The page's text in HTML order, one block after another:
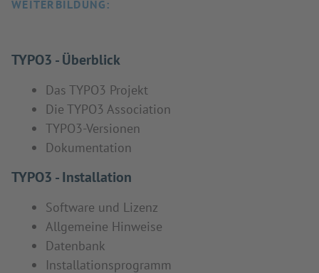
WEITERBILDUNG:
TYPO3 - Überblick
Das TYPO3 Projekt
Die TYPO3 Association
TYPO3-Versionen
Dokumentation
TYPO3 - Installation
Software und Lizenz
Allgemeine Hinweise
Datenbank
Installationsprogramm